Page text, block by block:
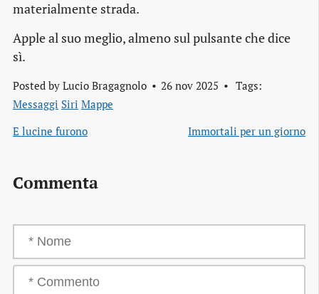
materialmente strada.
Apple al suo meglio, almeno sul pulsante che dice
sì.
Posted by Lucio Bragagnolo 26 nov 2025
Tags:
Messaggi Siri Mappe
E lucine furono
Immortali per un giorno
Commenta